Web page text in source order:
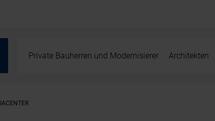
Private Bauherren und Modernisierer Architekten